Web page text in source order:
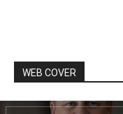
WEB COVER